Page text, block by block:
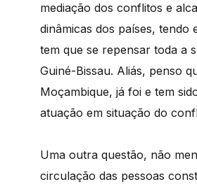
mediação dos conflitos e
dinâmicas dos países, tendo
tem que se repensar toda a
Guiné-Bissau. Aliás, penso
Moçambique, já foi e tem
atuação em situação do
Uma outra questão, não
circulação das pessoas